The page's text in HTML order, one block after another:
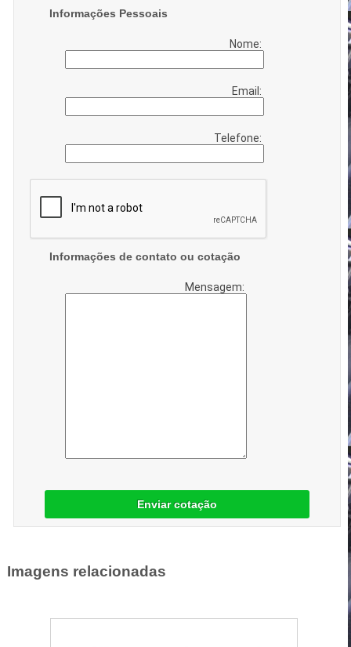
Informações Pessoais
Nome:
Email:
Telefone:
Informações de contato ou cotação
Mensagem:
Enviar cotação
Imagens relacionadas